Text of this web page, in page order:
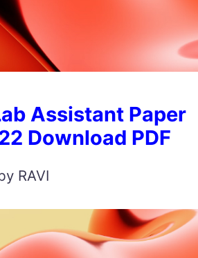
Assistant Paper
Download PDF
RAVI